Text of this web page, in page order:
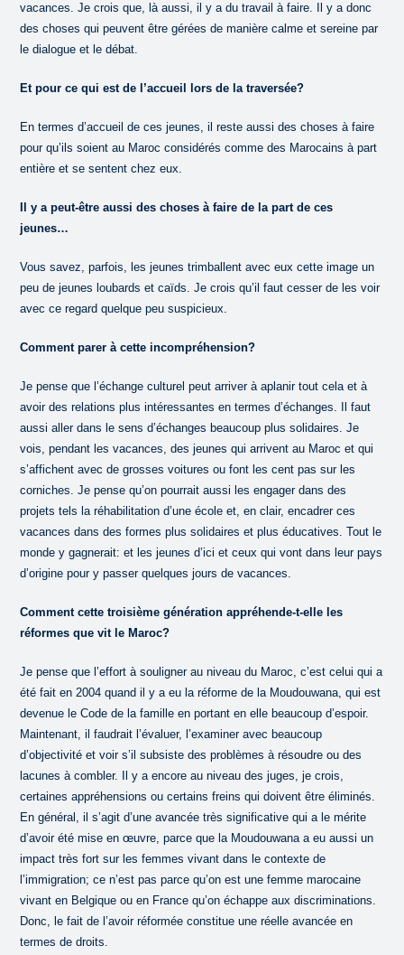
vacances. Je crois que, là aussi, il y a du travail à faire. Il y a donc
des choses qui peuvent être gérées de manière calme et sereine par
le dialogue et le débat.
Et pour ce qui est de l’accueil lors de la traversée?
En termes d’accueil de ces jeunes, il reste aussi des choses à faire
pour qu’ils soient au Maroc considérés comme des Marocains à part
entière et se sentent chez eux.
Il y a peut-être aussi des choses à faire de la part de ces
jeunes…
Vous savez, parfois, les jeunes trimballent avec eux cette image un
peu de jeunes loubards et caïds. Je crois qu’il faut cesser de les voir
avec ce regard quelque peu suspicieux.
Comment parer à cette incompréhension?
Je pense que l’échange culturel peut arriver à aplanir tout cela et à
avoir des relations plus intéressantes en termes d’échanges. Il faut
aussi aller dans le sens d’échanges beaucoup plus solidaires. Je
vois, pendant les vacances, des jeunes qui arrivent au Maroc et qui
s’affichent avec de grosses voitures ou font les cent pas sur les
corniches. Je pense qu’on pourrait aussi les engager dans des
projets tels la réhabilitation d’une école et, en clair, encadrer ces
vacances dans des formes plus solidaires et plus éducatives. Tout le
monde y gagnerait: et les jeunes d’ici et ceux qui vont dans leur pays
d’origine pour y passer quelques jours de vacances.
Comment cette troisième génération appréhende-t-elle les
réformes que vit le Maroc?
Je pense que l’effort à souligner au niveau du Maroc, c’est celui qui a
été fait en 2004 quand il y a eu la réforme de la Moudouwana, qui est
devenue le Code de la famille en portant en elle beaucoup d’espoir.
Maintenant, il faudrait l’évaluer, l’examiner avec beaucoup
d’objectivité et voir s’il subsiste des problèmes à résoudre ou des
lacunes à combler. Il y a encore au niveau des juges, je crois,
certaines appréhensions ou certains freins qui doivent être éliminés.
En général, il s’agit d’une avancée très significative qui a le mérite
d’avoir été mise en œuvre, parce que la Moudouwana a eu aussi un
impact très fort sur les femmes vivant dans le contexte de
l’immigration; ce n’est pas parce qu’on est une femme marocaine
vivant en Belgique ou en France qu’on échappe aux discriminations.
Donc, le fait de l’avoir réformée constitue une réelle avancée en
termes de droits.